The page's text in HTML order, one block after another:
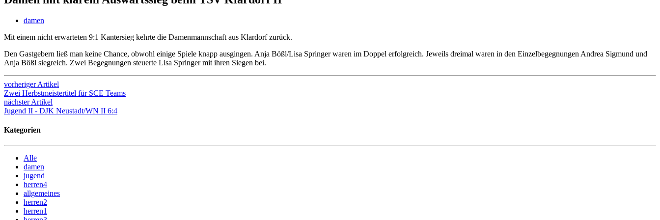
damen
Mit einem nicht erwarteten 9:1 Kantersieg kehrte die Damenmannschaft aus Klardorf zurück.
Den Gastgebern ließ man keine Chance, obwohl einige Spiele knapp ausgingen. Anja Bößl/Lisa Springer waren im Doppel erfolgreich. Jeweils dreimal waren in den Einzelbegegnungen Andrea Sigmund und
Anja Bößl siegreich. Zwei Begegnungen steuerte Lisa Springer mit ihren Siegen bei.
vorheriger Artikel
Zwei Herbstmeistertitel für SCE Teams
nächster Artikel
Jugend II - DJK Neustadt/WN II 6:4
Kategorien
Alle
damen
jugend
herren4
allgemeines
herren2
herren1